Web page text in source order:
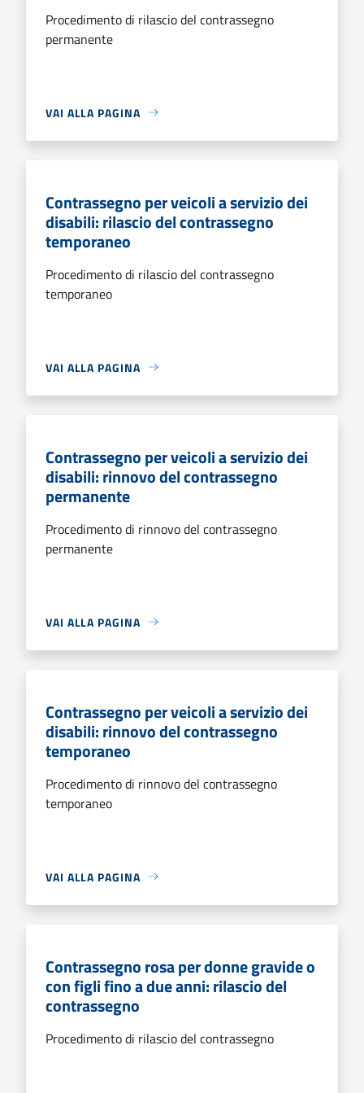
Procedimento di rilascio del contrassegno
permanente
VAI ALLA PAGINA
Contrassegno per veicoli a servizio dei
disabili: rilascio del contrassegno
temporaneo
Procedimento di rilascio del contrassegno
temporaneo
VAI ALLA PAGINA
Contrassegno per veicoli a servizio dei
disabili: rinnovo del contrassegno
permanente
Procedimento di rinnovo del contrassegno
permanente
VAI ALLA PAGINA
Contrassegno per veicoli a servizio dei
disabili: rinnovo del contrassegno
temporaneo
Procedimento di rinnovo del contrassegno
temporaneo
VAI ALLA PAGINA
Contrassegno rosa per donne gravide o
con figli fino a due anni: rilascio del
contrassegno
Procedimento di rilascio del contrassegno